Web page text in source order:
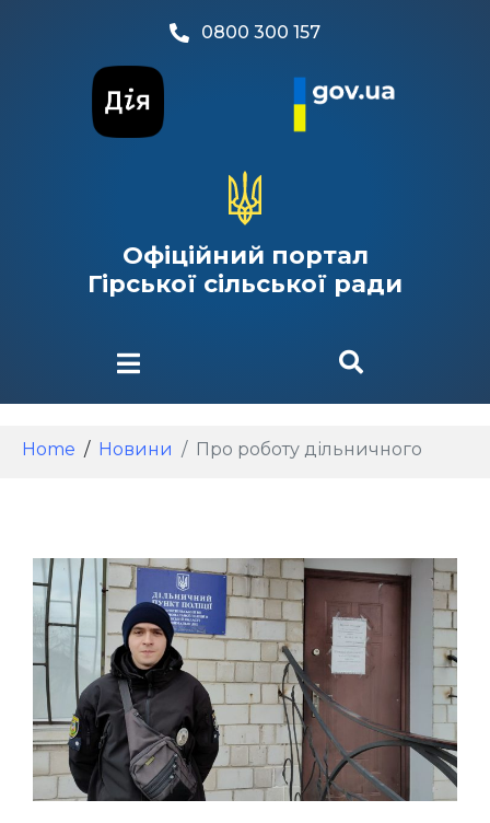
0800 300 157
Офіційний портал
Гірської сільської ради
Home Новини Про роботу дільничного